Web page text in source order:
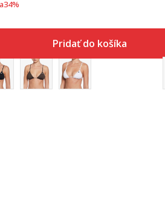
34%
Pridať do košíka